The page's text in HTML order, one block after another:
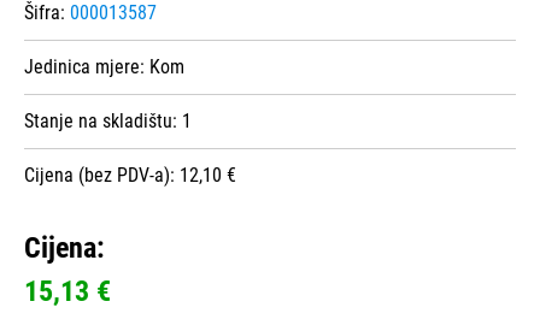
Šifra: 000013587
Jedinica mjere: Kom
Stanje na skladištu: 1
Cijena (bez PDV-a): 12,10 €
Cijena:
15,13 €